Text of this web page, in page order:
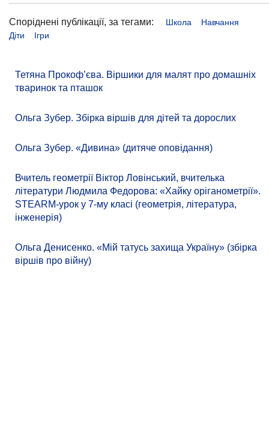
Споріднені публікації, за тегами: Школа
Навчання
Діти
Ігри
Тетяна Прокоф’єва. Віршики для малят про домашніх
тваринок та пташок
Ольга Зубер. Збірка віршів для дітей та дорослих
Ольга Зубер. «Дивина» (дитяче оповідання)
Вчитель геометрії Віктор Ловінський, вчителька
літератури Людмила Федорова: «Хайку оріганометрії».
STEARM-урок у 7-му класі (геометрія, література,
інженерія)
Ольга Денисенко. «Мій татусь захища Україну» (збірка
віршів про війну)